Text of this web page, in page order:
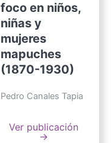
foco en niños,
niñas y
mujeres
mapuches
(1870-1930)
Pedro Canales Tapia
Ver publicación
→